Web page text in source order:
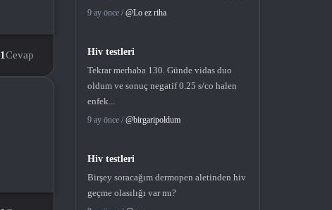
1Cevap
9 ay önce / @Lo ez riha
Hiv testleri
Tekrar merhaba 130. Günde vidas duo
oldum ve sonuç negatif 0.25 s/co halen
enfek...
9 ay önce / @birgaripoldum
Hiv testleri
Birşey soracağım dermopen aletinden hiv
geçme olasılığı var mı?